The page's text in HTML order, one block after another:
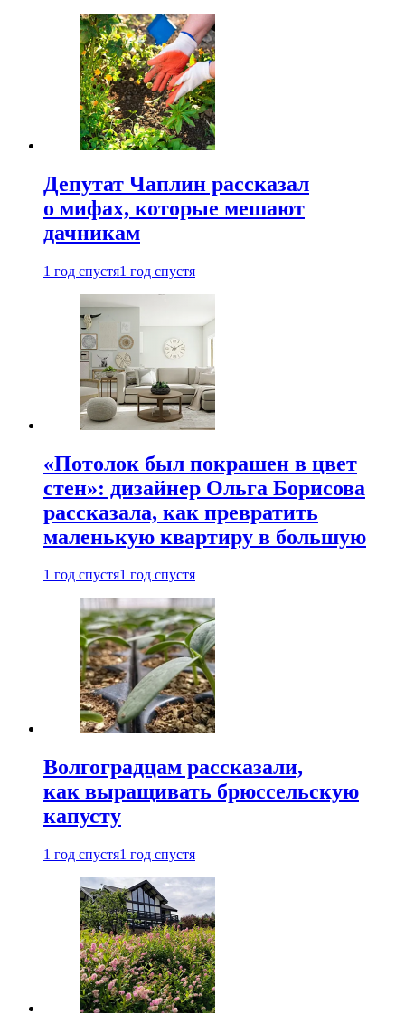
Депутат Чаплин рассказал
о мифах, которые мешают
дачникам
1 год спустя1 год спустя
«Потолок был покрашен в цвет
стен»: дизайнер Ольга Борисова
рассказала, как превратить
маленькую квартиру в большую
1 год спустя1 год спустя
Волгоградцам рассказали,
как выращивать брюссельскую
капусту
1 год спустя1 год спустя